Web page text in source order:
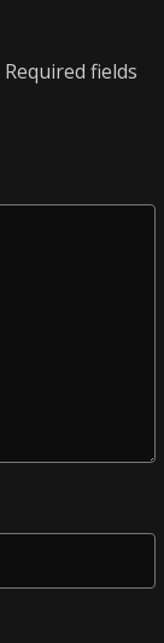
Required fields